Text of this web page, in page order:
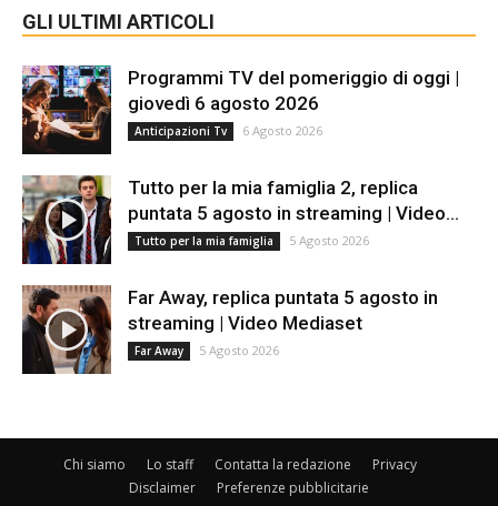
GLI ULTIMI ARTICOLI
Programmi TV del pomeriggio di oggi |
giovedì 6 agosto 2026
Anticipazioni Tv 6 Agosto 2026
Tutto per la mia famiglia 2, replica
puntata 5 agosto in streaming | Video...
Tutto per la mia famiglia 5 Agosto 2026
Far Away, replica puntata 5 agosto in
streaming | Video Mediaset
Far Away 5 Agosto 2026
Chi siamo Lo staff Contatta la redazione
Privacy
Disclaimer
Preferenze pubblicitarie